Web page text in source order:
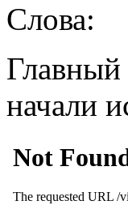
Слова:
Главный
начали